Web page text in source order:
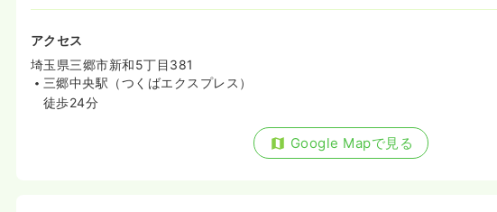
アクセス
埼玉県三郷市新和5丁目381
三郷中央駅（つくばエクスプレス）
徒歩24分
Google Mapで見る